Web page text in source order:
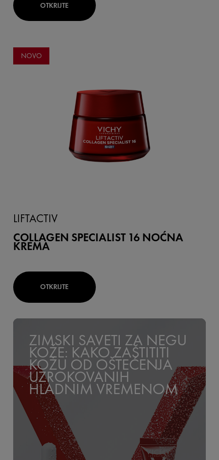
OTKRIJTE
NOVO
LIFTACTIV
COLLAGEN SPECIALIST 16 NOĆNA
KREMA
OTKRIJTE
ZIMSKI SAVETI ZA NEGU
KOŽE: KAKO ZAŠTITITI
KOŽU OD OŠTEĆENJA
UZROKOVANIH
HLADNIM VREMENOM